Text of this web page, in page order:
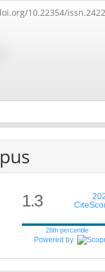
10.22354/
1.3
28th percentile
Powered by